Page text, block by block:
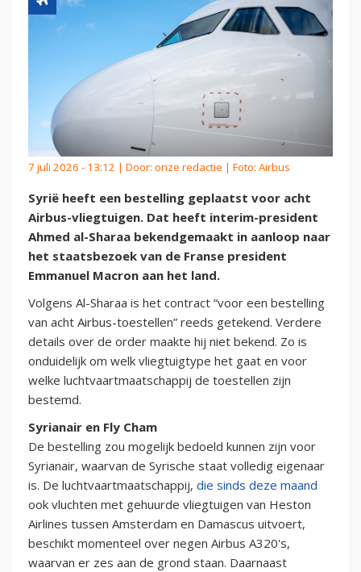
7 juli 2026 - 13:12 | Door: onze redactie | Foto: Airbus
Syrië heeft een bestelling geplaatst voor acht
Airbus-vliegtuigen. Dat heeft interim-president
Ahmed al-Sharaa bekendgemaakt in aanloop naar
het staatsbezoek van de Franse president
Emmanuel Macron aan het land.
Volgens Al-Sharaa is het contract “voor een bestelling
van acht Airbus-toestellen” reeds getekend. Verdere
details over de order maakte hij niet bekend. Zo is
onduidelijk om welk vliegtuigtype het gaat en voor
welke luchtvaartmaatschappij de toestellen zijn
bestemd.
Syrianair en Fly Cham
De bestelling zou mogelijk bedoeld kunnen zijn voor
Syrianair, waarvan de Syrische staat volledig eigenaar
is. De luchtvaartmaatschappij, die sinds deze maand
ook vluchten met gehuurde vliegtuigen van Heston
Airlines tussen Amsterdam en Damascus uitvoert,
beschikt momenteel over negen Airbus A320's,
waarvan er zes aan de grond staan. Daarnaast